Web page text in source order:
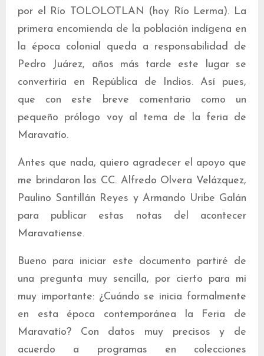
por el Río TOLOLOTLAN (hoy Río Lerma). La
primera encomienda de la población indígena en
la época colonial queda a responsabilidad de
Pedro Juárez, años más tarde este lugar se
convertiría en República de Indios. Así pues,
que con este breve comentario como un
pequeño prólogo voy al tema de la feria de
Maravatío.
Antes que nada, quiero agradecer el apoyo que
me brindaron los CC. Alfredo Olvera Velázquez,
Paulino Santillán Reyes y Armando Uribe Galán
para publicar estas notas del acontecer
Maravatiense.
Bueno para iniciar este documento partiré de
una pregunta muy sencilla, por cierto para mi
muy importante: ¿Cuándo se inicia formalmente
en esta época contemporánea la Feria de
Maravatío? Con datos muy precisos y de
acuerdo a programas en colecciones